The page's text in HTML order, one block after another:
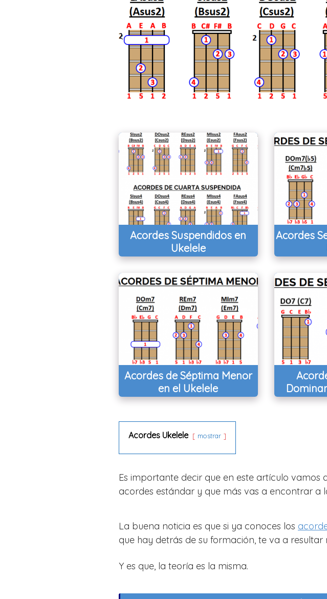
Acordes Suspendidos en
Ukelele
Acordes
Acordes de Séptima Menor
en el Ukelele
Acordes Ukelele mostrar
Es importante decir que en este artículo vamos
acordes estándar y que más vas a encontrar a
La buena noticia es que si ya conoces los
que hay detrás de su formación, te va a
Y es que, la teoría es la misma.